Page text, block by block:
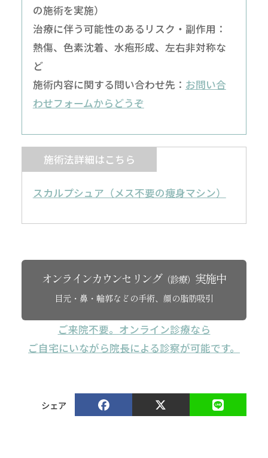
の施術を実施）
治療に伴う可能性のあるリスク・副作用：
熱傷、色素沈着、水疱形成、左右非対称な
ど
施術内容に関する問い合わせ先： お問い合
わせフォームからどうぞ
施術法詳細はこちら
スカルプシュア（メス不要の痩身マシン）
オンラインカウンセリング（診療） 実施中
目元・鼻・輪郭などの手術、顔の脂肪吸引
ご来院不要。オンライン診療なら
ご自宅にいながら院長による診察が可能です。
シェア